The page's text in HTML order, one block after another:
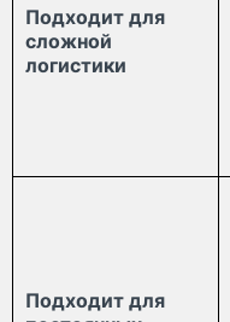
Подходит для
сложной
логистики
Подходит для